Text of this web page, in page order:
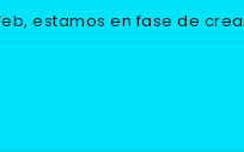
estamos en fase de